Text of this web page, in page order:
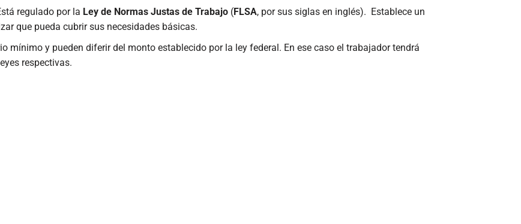
regulado por la Ley de Normas Justas de Trabajo (FLSA, por sus siglas en inglés). Establece un
que pueda cubrir sus necesidades básicas.
mínimo y pueden diferir del monto establecido por la ley federal. En ese caso el trabajador tendrá
respectivas.